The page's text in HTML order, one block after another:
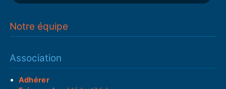
Notre équipe
Association
Adhérer